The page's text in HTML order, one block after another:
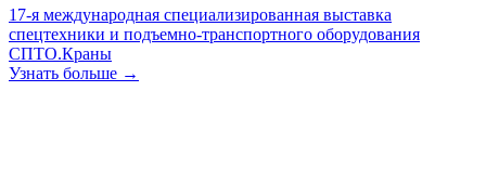
17-я международная специализированная выставка
спецтехники и подъемно-транспортного оборудования
СПТО.Краны
Узнать больше →